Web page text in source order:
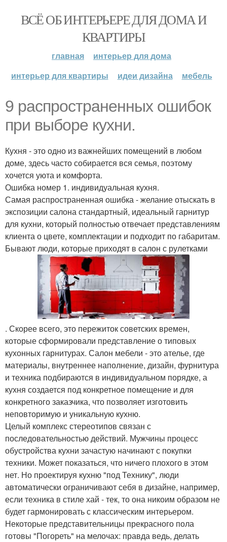
ВСЁ ОБ ИНТЕРЬЕРЕ ДЛЯ ДОМА И
КВАРТИРЫ
главная
интерьер для дома
интерьер для квартиры
идеи дизайна мебель
9 распространенных ошибок
при выборе кухни.
Кухня - это одно из важнейших помещений в любом
доме, здесь часто собирается вся семья, поэтому
хочется уюта и комфорта.
Ошибка номер 1. индивидуальная кухня.
Самая распространенная ошибка - желание отыскать в
экспозиции салона стандартный, идеальный гарнитур
для кухни, который полностью отвечает представлениям
клиента о цвете, комплектации и подходит по габаритам.
Бывают люди, которые приходят в салон с рулетками
. Скорее всего, это пережиток советских времен,
которые сформировали представление о типовых
кухонных гарнитурах. Салон мебели - это ателье, где
материалы, внутреннее наполнение, дизайн, фурнитура
и техника подбираются в индивидуальном порядке, а
кухня создается под конкретное помещение и для
конкретного заказчика, что позволяет изготовить
неповторимую и уникальную кухню.
Целый комплекс стереотипов связан с
последовательностью действий. Мужчины процесс
обустройства кухни зачастую начинают с покупки
техники. Может показаться, что ничего плохого в этом
нет. Но проектируя кухню "под Технику", люди
автоматически ограничивают себя в дизайне, например,
если техника в стиле хай - тек, то она никоим образом не
будет гармонировать с классическим интерьером.
Некоторые представительницы прекрасного пола
готовы "Погореть" на мелочах: правда ведь, делать